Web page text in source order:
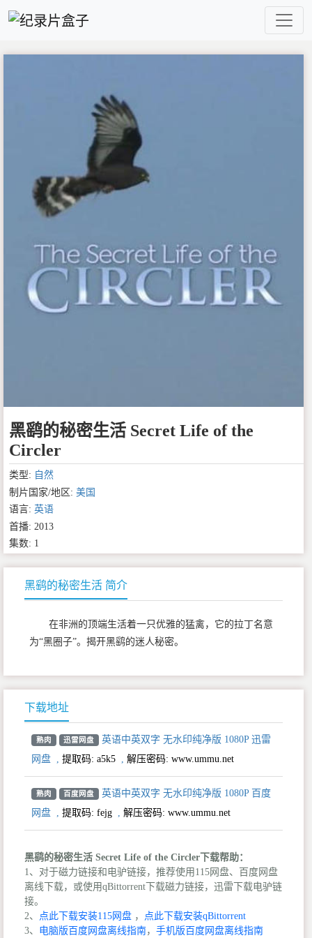
黑鹞的秘密生活 Secret Life of the
Circler
类型: 自然
制片国家/地区: 美国
语言: 英语
首播: 2013
集数: 1
黑鹞的秘密生活 简介
在非洲的顶端生活着一只优雅的猛禽，它的拉丁名意
为“黑圈子”。揭开黑鹞的迷人秘密。
下载地址
熟肉 迅雷网盘
英语中英双字 无水印纯净版 1080P 迅雷
网盘
提取码: a5k5 解压密码: www.ummu.net
熟肉 百度网盘
英语中英双字 无水印纯净版 1080P 百度
网盘
提取码: fejg 解压密码: www.ummu.net
黑鹞的秘密生活 Secret Life of the Circler下载帮助：
1、对于磁力链接和电驴链接，推荐使用115网盘、百度网盘
离线下载，或使用qBittorrent下载磁力链接，迅雷下载电驴链
接。
2、
点此下载安装115网盘 ，
点此下载安装qBittorrent
3、 电脑版百度网盘离线指南， 手机版百度网盘离线指南